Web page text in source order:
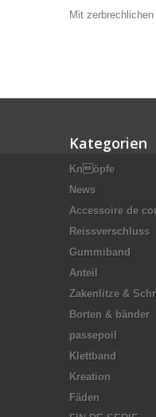
Mit
Kategorien
Knöpfe
News
Accessoire de
Reissverschluss
Gummiband
Anteil
Zakenlitze &
Borten & bänder
passepoil
Klettband
Kreation
Fäden